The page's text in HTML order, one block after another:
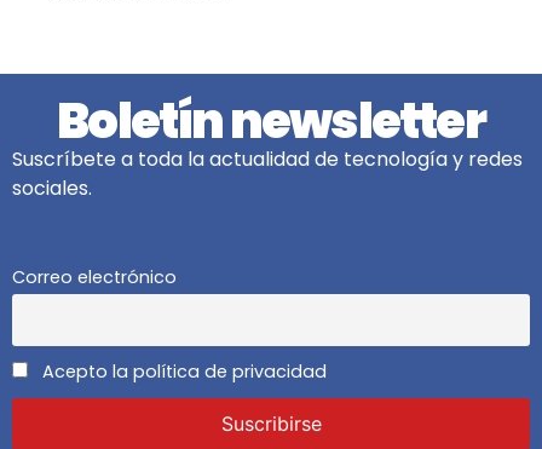
Boletín newsletter
Suscríbete a toda la actualidad de tecnología y redes
sociales.
Correo electrónico
Acepto la política de privacidad